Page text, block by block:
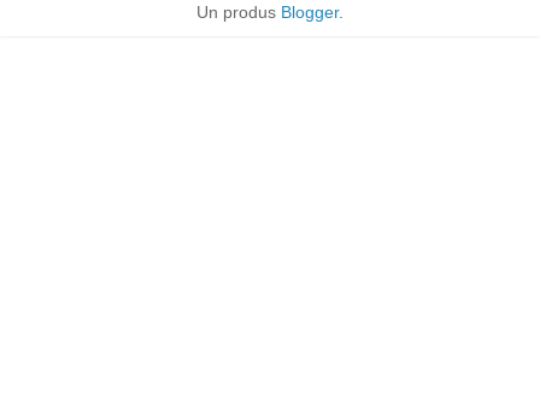
Un produs Blogger.